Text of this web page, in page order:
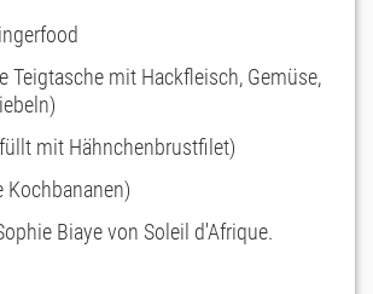
Teigtasche mit Hackfleisch, Gemüse,
mit Hähnchenbrustfilet)
Biaye von Soleil d'Afrique.